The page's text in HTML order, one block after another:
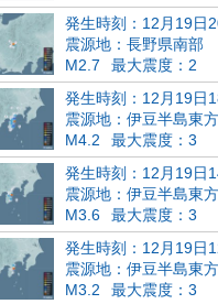
発生時刻：12月19日
震源地：長野県南部
M2.7
最大震度：2
発生時刻：12月19日
震源地：伊豆半島東
M4.2
最大震度：3
発生時刻：12月19日
震源地：伊豆半島東
M3.6
最大震度：3
発生時刻：12月19日
震源地：伊豆半島東
M3.2
最大震度：3